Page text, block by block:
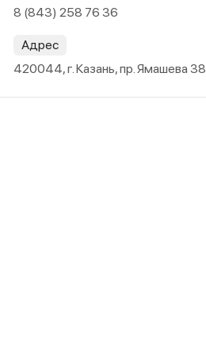
8 (843) 258 76 36
Адрес
420044, г. Казань, пр. Ямашева 38